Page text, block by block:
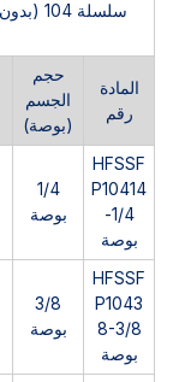
المادة
رقم
حجم
الجسم
(بوصة)
HFSSF
P10414
-1/4
بوصة
1/4
بوصة
HFSSF
P1043
8-3/8
بوصة
3/8
بوصة